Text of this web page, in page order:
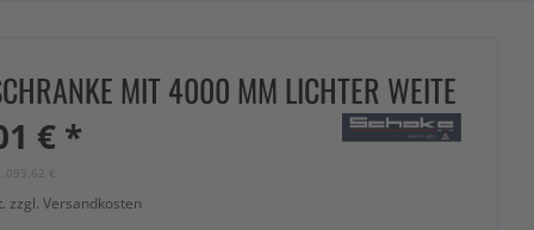
MIT 4000 MM LICHTER WEITE
€ *
€
zzgl. Versandkosten